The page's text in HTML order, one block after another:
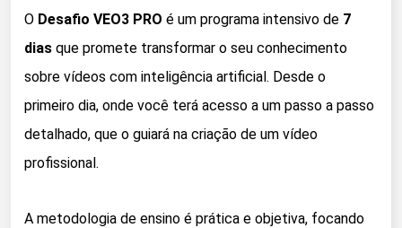
O Desafio VEO3 PRO é um programa intensivo de 7
dias que promete transformar o seu conhecimento
sobre vídeos com inteligência artificial. Desde o
primeiro dia, onde você terá acesso a um passo a passo
detalhado, que o guiará na criação de um vídeo
profissional.
A metodologia de ensino é prática e objetiva, focando